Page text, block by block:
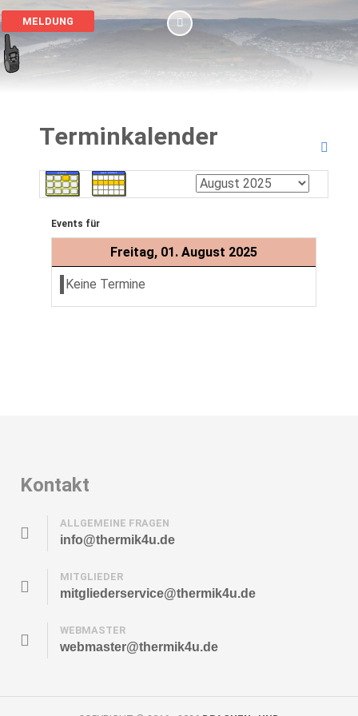
MELDUNG
Terminkalender
Events für
Freitag, 01. August 2025
Keine Termine
Kontakt
ALLGEMEINE FRAGEN
info@thermik4u.de
MITGLIEDER
mitgliederservice@thermik4u.de
WEBMASTER
webmaster@thermik4u.de